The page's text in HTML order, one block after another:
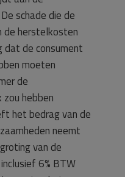
schade die de
de herstelkosten
dat de consument
moeten
de
hebben
het bedrag van de
neemt
van de
6% BTW